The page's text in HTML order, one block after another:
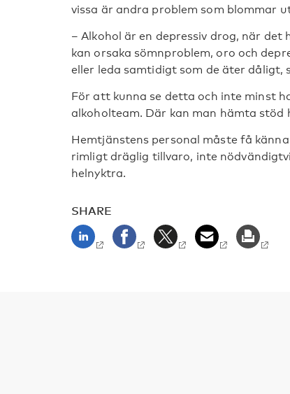
vissa är andra problem som blommar
– Alkohol är en depressiv drog, när
kan orsaka sömnproblem, oro och
eller leda samtidigt som de äter dåligt,
För att kunna se detta och inte minst
alkoholteam. Där kan man hämta stöd
Hemtjänstens personal måste få
rimligt dräglig tillvaro, inte
helnyktra.
SHARE